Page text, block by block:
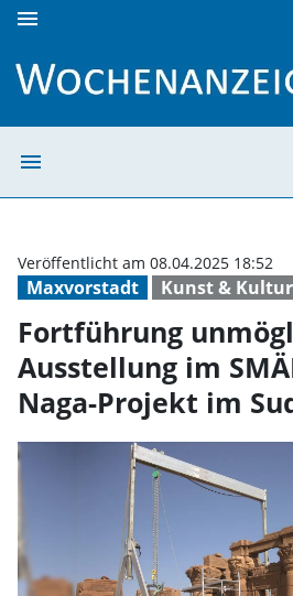
menu
menu
Maxvorstadt Kunst &
Veröffentlicht am 08.04.2025 18:52
Fortführung
Ausstellung im
Naga-Projekt im